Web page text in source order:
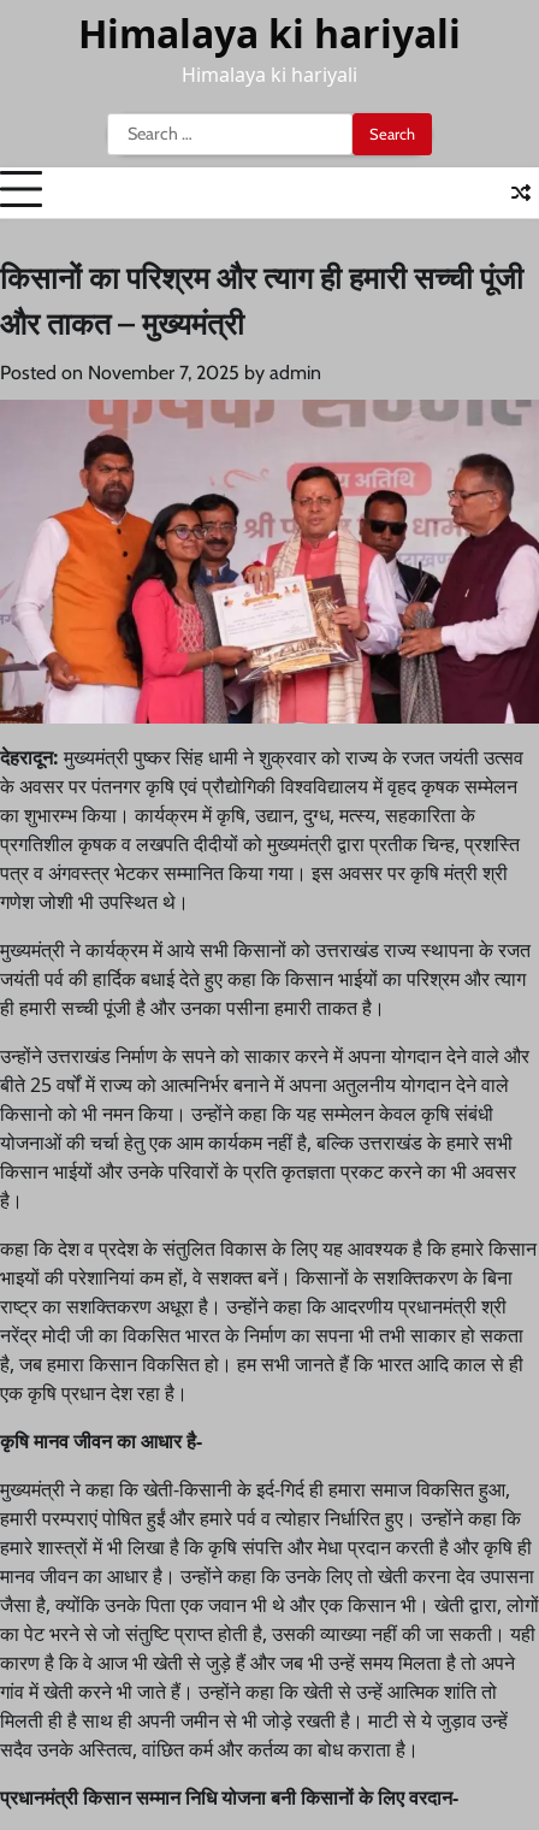
Himalaya ki hariyali
Himalaya ki hariyali
Search
for:
किसानों का परिश्रम और त्याग ही हमारी सच्ची पूंजी
और ताकत – मुख्यमंत्री
Posted on November 7, 2025 by admin
देहरादून: मुख्यमंत्री पुष्कर सिंह धामी ने शुक्रवार को राज्य के रजत जयंती उत्सव
के अवसर पर पंतनगर कृषि एवं प्रौद्योगिकी विश्वविद्यालय में वृहद कृषक सम्मेलन
का शुभारम्भ किया। कार्यक्रम में कृषि, उद्यान, दुग्ध, मत्स्य, सहकारिता के
प्रगतिशील कृषक व लखपति दीदीयों को मुख्यमंत्री द्वारा प्रतीक चिन्ह, प्रशस्ति
पत्र व अंगवस्त्र भेटकर सम्मानित किया गया। इस अवसर पर कृषि मंत्री श्री
गणेश जोशी भी उपस्थित थे।
मुख्यमंत्री ने कार्यक्रम में आये सभी किसानों को उत्तराखंड राज्य स्थापना के रजत
जयंती पर्व की हार्दिक बधाई देते हुए कहा कि किसान भाईयों का परिश्रम और त्याग
ही हमारी सच्ची पूंजी है और उनका पसीना हमारी ताकत है।
उन्होंने उत्तराखंड निर्माण के सपने को साकार करने में अपना योगदान देने वाले और
बीते 25 वर्षों में राज्य को आत्मनिर्भर बनाने में अपना अतुलनीय योगदान देने वाले
किसानो को भी नमन किया। उन्होंने कहा कि यह सम्मेलन केवल कृषि संबंधी
योजनाओं की चर्चा हेतु एक आम कार्यकम नहीं है, बल्कि उत्तराखंड के हमारे सभी
किसान भाईयों और उनके परिवारों के प्रति कृतज्ञता प्रकट करने का भी अवसर
है।
कहा कि देश व प्रदेश के संतुलित विकास के लिए यह आवश्यक है कि हमारे किसान
भाइयों की परेशानियां कम हों, वे सशक्त बनें। किसानों के सशक्तिकरण के बिना
राष्ट्र का सशक्तिकरण अधूरा है। उन्होंने कहा कि आदरणीय प्रधानमंत्री श्री
नरेंद्र मोदी जी का विकसित भारत के निर्माण का सपना भी तभी साकार हो सकता
है, जब हमारा किसान विकसित हो। हम सभी जानते हैं कि भारत आदि काल से ही
एक कृषि प्रधान देश रहा है।
कृषि मानव जीवन का आधार है-
मुख्यमंत्री ने कहा कि खेती-किसानी के इर्द-गिर्द ही हमारा समाज विकसित हुआ,
हमारी परम्पराएं पोषित हुईं और हमारे पर्व व त्योहार निर्धारित हुए। उन्होंने कहा कि
हमारे शास्त्रों में भी लिखा है कि कृषि संपत्ति और मेधा प्रदान करती है और कृषि ही
मानव जीवन का आधार है। उन्होंने कहा कि उनके लिए तो खेती करना देव उपासना
जैसा है, क्योंकि उनके पिता एक जवान भी थे और एक किसान भी। खेती द्वारा, लोगों
का पेट भरने से जो संतुष्टि प्राप्त होती है, उसकी व्याख्या नहीं की जा सकती। यही
कारण है कि वे आज भी खेती से जुड़े हैं और जब भी उन्हें समय मिलता है तो अपने
गांव में खेती करने भी जाते हैं। उन्होंने कहा कि खेती से उन्हें आत्मिक शांति तो
मिलती ही है साथ ही अपनी जमीन से भी जोड़े रखती है। माटी से ये जुड़ाव उन्हें
सदैव उनके अस्तित्व, वांछित कर्म और कर्तव्य का बोध कराता है।
प्रधानमंत्री किसान सम्मान निधि योजना बनी किसानों के लिए वरदान-